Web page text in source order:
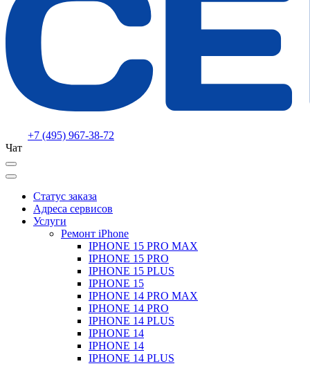
+7 (495) 967-38-72
Чат
Статус заказа
Адреса сервисов
Услуги
Ремонт iPhone
IPHONE 15 PRO MAX
IPHONE 15 PRO
IPHONE 15 PLUS
IPHONE 15
IPHONE 14 PRO MAX
IPHONE 14 PRO
IPHONE 14 PLUS
IPHONE 14
IPHONE 14
IPHONE 14 PLUS